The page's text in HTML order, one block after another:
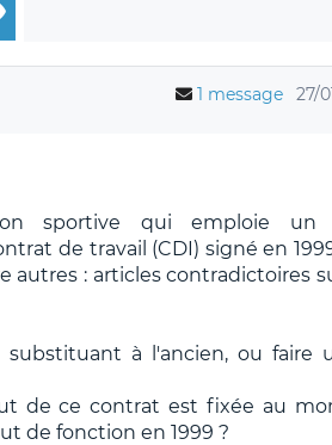
1 message 27/
sportive qui emploie un
de travail (CDI) signé en
autres : articles contradictoires
à l'ancien, ou faire
de ce contrat est fixée au
de fonction en 1999 ?